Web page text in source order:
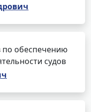
обеспечению
судов